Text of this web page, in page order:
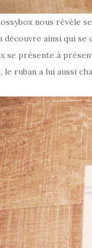
nous révèle
découvre ainsi qui
se présente à
le ruban a lui aussi